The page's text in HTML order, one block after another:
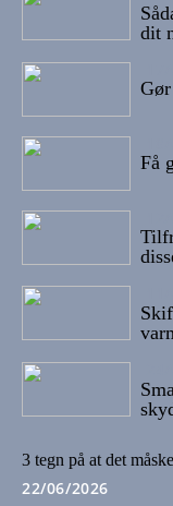
dit
Få
3 tegn på at det
22/06/2026